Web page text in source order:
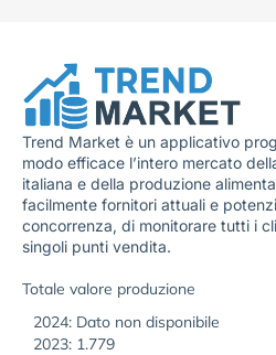
Trend Market è un applicativo
modo efficace l’intero mercato
italiana e della produzione
facilmente fornitori attuali e
concorrenza, di monitorare tutti i
singoli punti vendita.
Totale valore produzione
2024: Dato non disponibile
2023: 1.779